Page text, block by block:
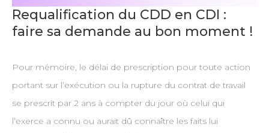
Requalification du CDD en CDI :
faire sa demande au bon moment !
Pour mémoire, le délai de prescription pour toute action
portant sur l’exécution ou la rupture du contrat de travail
se prescrit par 2 ans à compter du jour où celui qui
l’exerce a connu ou aurait dû connaître les faits lui